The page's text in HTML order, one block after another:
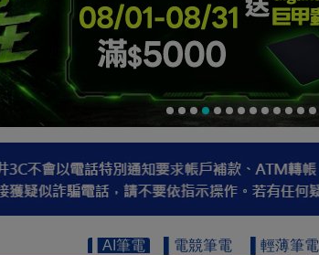
▌AI筆電 ▌電競筆電 ▌輕薄筆電